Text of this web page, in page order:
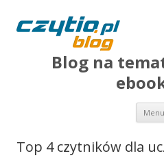
Blog na
Menu
Top 4 czytników dla